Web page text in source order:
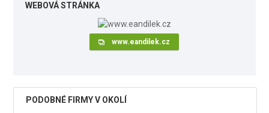
WEBOVÁ STRÁNKA
www.eandilek.cz
PODOBNÉ FIRMY V OKOLÍ